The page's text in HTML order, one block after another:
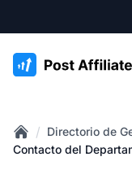
:site.title
Home
/ Directorio de
Contacto del